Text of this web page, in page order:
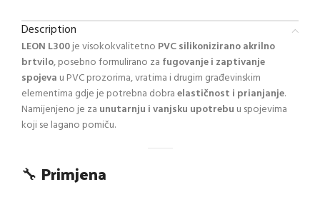
Description
LEON L300je visokokvalitetno PVC silikonizirano akrilno
brtvilo, posebno formulirano za fugovanje i zaptivanje
spojeva u PVC prozorima, vratima i drugim građevinskim
elementima gdje je potrebna dobraelastičnost i prianjanje.
Namijenjeno je za unutarnju i vanjsku upotrebu u spojevima
koji se lagano pomiču.
🔧 Primjena